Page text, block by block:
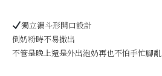
獨立漏斗形開口設計
倒奶粉時不易撒出
不管是晚上還是外出泡奶再也不怕手忙腳亂